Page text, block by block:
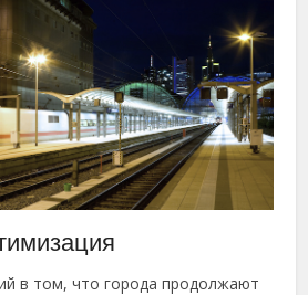
в том, что города продолжают